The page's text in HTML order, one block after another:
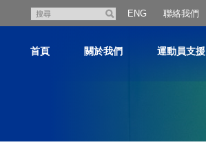
尋
ENG 聯絡我們
首頁 關於我們 運動員支援